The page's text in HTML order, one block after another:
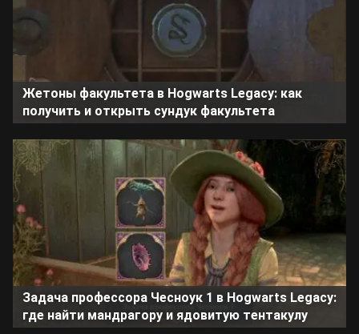
Жетоны факультета в Hogwarts Legacy: как
получить и открыть сундук факультета
Задача профессора Чесноук 1 в Hogwarts Legacy:
где найти мандрагору и ядовитую тентакулу